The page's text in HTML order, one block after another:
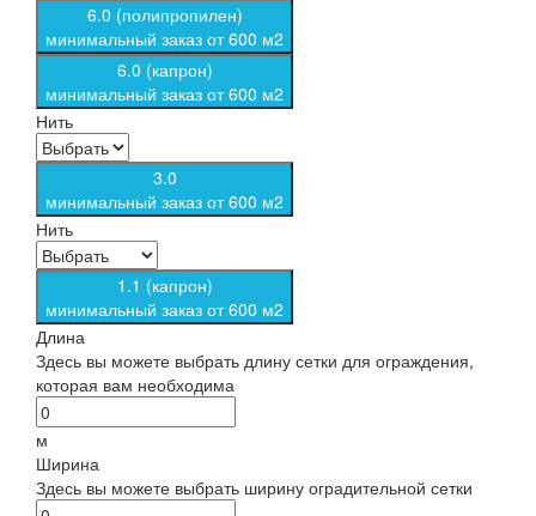
6.0 (полипропилен)
минимальный заказ от 600 м2
6.0 (капрон)
минимальный заказ от 600 м2
Нить
3.0
минимальный заказ от 600 м2
Нить
1.1 (капрон)
минимальный заказ от 600 м2
Длина
Здесь вы можете выбрать длину сетки для ограждения,
которая вам необходима
м
Ширина
Здесь вы можете выбрать ширину оградительной сетки